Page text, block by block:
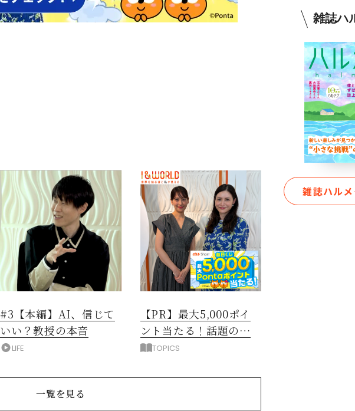
#3【本編】AI、信じて
いい？教授の本音
LIFE
【PR】最大5,000ポイ
ント当たる！話題のニ
ュース動画で賢くポイ
TOPICS
一覧を見る
雑誌ハ
雑誌ハル